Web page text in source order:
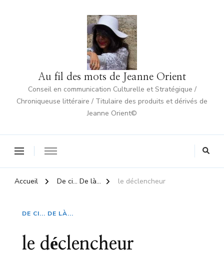
Au fil des mots de Jeanne Orient
Conseil en communication Culturelle et Stratégique /
Chroniqueuse littéraire / Titulaire des produits et dérivés de
Jeanne Orient©
Accueil De ci... De là... le déclencheur
DE CI... DE LÀ...
le déclencheur